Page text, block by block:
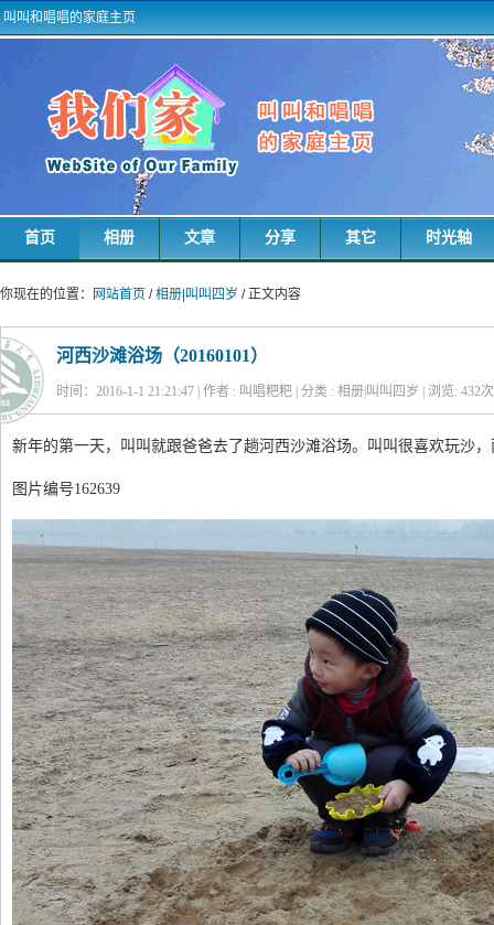
叫叫和唱唱的家庭主页
首页 相册 文章 分享 其它 时光轴
你现在的位置： 网站首页 /相册|叫叫四岁 / 正文内容
河西沙滩浴场（20160101）
时间：2016-1-1 21:21:47 | 作者 : 叫唱粑粑 | 分类 : 相册|叫叫四岁 | 浏览: 432
新年的第一天，叫叫就跟爸爸去了趟河西沙滩浴场。叫叫很喜欢玩沙
图片编号162639